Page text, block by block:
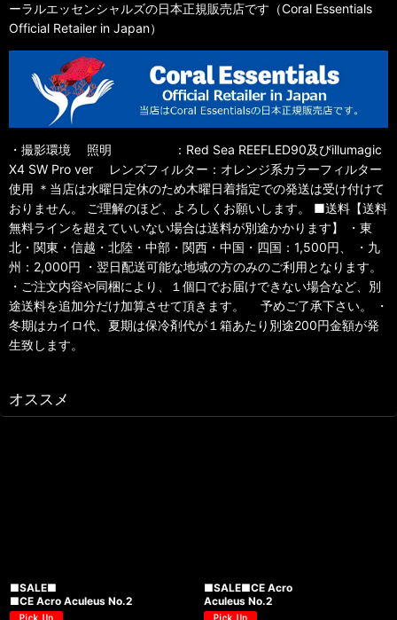
ーラルエッセンシャルズの日本正規販売店です（Coral Essentials
Official Retailer in Japan）
・撮影環境 照明 ：Red Sea REEFLED90及びillumagic
X4 SW Pro ver レンズフィルター：オレンジ系カラーフィルター
使用 ＊当店は水曜日定休のため木曜日着指定での発送は受け付けて
おりません。 ご理解のほど、よろしくお願いします。 ■送料【送料
無料ラインを超えていいない場合は送料が別途かかります】 ・東
北・関東・信越・北陸・中部・関西・中国・四国：1,500円、 ・九
州：2,000円 ・翌日配送可能な地域の方のみのご利用となります。
・ご注文内容や同梱により、１個口でお届けできない場合など、別
途送料を追加分だけ加算させて頂きます。 予めご了承下さい。 ・
冬期はカイロ代、夏期は保冷剤代が１箱あたり別途200円金額が発
生致します。
オススメ
■SALE■
■CE Acro Aculeus No.2
■SALE■CE Acro
Aculeus No.2